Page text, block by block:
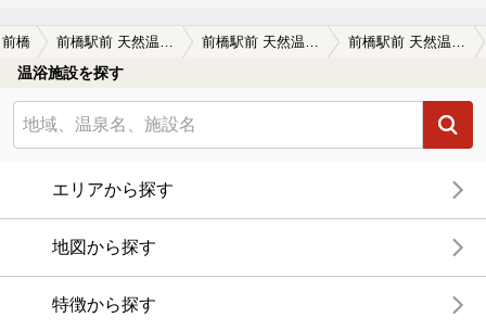
前橋
温浴施設を探す
エリアから探す
地図から探す
特徴から探す